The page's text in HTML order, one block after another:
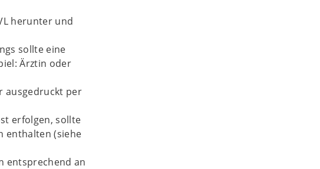
herunter und
sollte eine
Ärztin oder
ausgedruckt per
erfolgen, sollte
enthalten (siehe
entsprechend an